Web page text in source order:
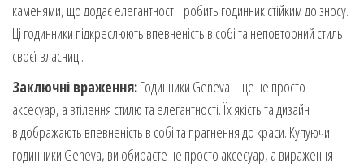
каменями, що додає елегантності і робить годинник стійким до зносу.
Ці годинники підкреслюють впевненість в собі та неповторний стиль
своєї власниці.
Заключні враження:Годинники Geneva – це не просто
аксесуар, а втілення стилю та елегантності. Їх якість та дизайн
відображають впевненість в собі та прагнення до краси. Купуючи
годинники Geneva, ви обираєте не просто аксесуар, а вираження